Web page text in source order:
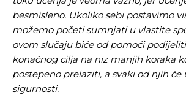
besmisleno. Ukoliko sebi postavimo
možemo početi sumnjati u vlastite
ovom slučaju biće od pomoći
konačnog cilja na niz manjih koraka
postepeno prelaziti, a svaki od njih
sigurnosti.